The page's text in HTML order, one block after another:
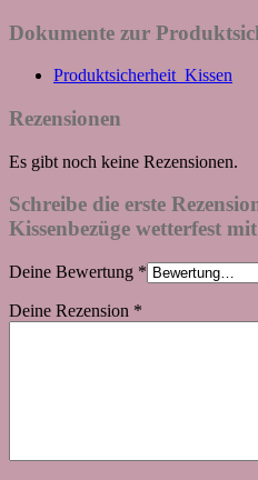
Dokumente zur
Produktsicherheit_Kissen
Rezensionen
Es gibt noch keine Rezensionen.
Schreibe die erste
Kissenbezüge wetterfest
Deine Bewertung *
Deine Rezension *